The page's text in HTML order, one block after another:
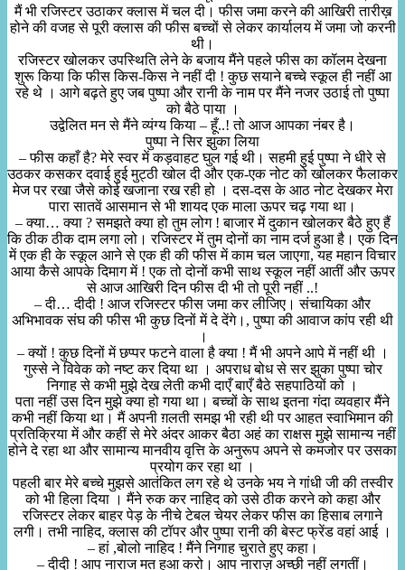
मैं भी रजिस्टर उठाकर क्लास में चल दी। फीस जमा करने की आखिरी तारीख़
होने की वजह से पूरी क्लास की फीस बच्चों से लेकर कार्यालय में जमा जो करनी
थी।
रजिस्टर खोलकर उपस्थिति लेने के बजाय मैंने पहले फीस का कॉलम देखना
शुरू किया कि फीस किस-किस ने नहीं दी ! कुछ सयाने बच्चे स्कूल ही नहीं आ
रहे थे । आगे बढ़ते हुए जब पुष्पा और रानी के नाम पर मैंने नजर उठाई तो पुष्पा
को बैठे पाया ।
उद्वेलित मन से मैंने व्यंग्य किया – हूँ..! तो आज आपका नंबर है।
पुष्पा ने सिर झुका लिया
– फीस कहाँ है? मेरे स्वर में कड़वाहट घुल गई थी। सहमी हुई पुष्पा ने धीरे से
उठकर कसकर दवाई हुई मुट्ठी खोल दी और एक-एक नोट को खोलकर फैलाकर
मेज पर रखा जैसे कोई खजाना रख रही हो । दस-दस के आठ नोट देखकर मेरा
पारा सातवें आसमान से भी शायद एक माला ऊपर चढ़ गया था।
– क्या… क्या ? समझते क्या हो तुम लोग ! बाजार में दुकान खोलकर बैठे हुए हैं
कि ठीक ठीक दाम लगा लो। रजिस्टर में तुम दोनों का नाम दर्ज हुआ है। एक दिन
में एक ही के स्कूल आने से एक ही की फीस में काम चल जाएगा, यह महान विचार
आया कैसे आपके दिमाग में ! एक तो दोनों कभी साथ स्कूल नहीं आतीं और ऊपर
से आज आखिरी दिन फीस दी भी तो पूरी नहीं ..!
– दी… दीदी ! आज रजिस्टर फीस जमा कर लीजिए। संचायिका और
अभिभावक संघ की फीस भी कुछ दिनों में दे देंगे।, पुष्पा की आवाज कांप रही थी
।
– क्यों ! कुछ दिनों में छप्पर फटने वाला है क्या ! मैं भी अपने आपे में नहीं थी ।
गुस्से ने विवेक को नष्ट कर दिया था । अपराध बोध से सर झुका पुष्पा चोर
निगाह से कभी मुझे देख लेती कभी दाएँ बाएँ बैठे सहपाठियों को ।
पता नहीं उस दिन मुझे क्या हो गया था। बच्चों के साथ इतना गंदा व्यवहार मैंने
कभी नहीं किया था। मैं अपनी ग़लती समझ भी रही थी पर आहत स्वाभिमान की
प्रतिक्रिया में और कहीं से मेरे अंदर आकर बैठा अहं का राक्षस मुझे सामान्य नहीं
होने दे रहा था और सामान्य मानवीय वृत्ति के अनुरूप अपने से कमजोर पर उसका
प्रयोग कर रहा था ।
पहली बार मेरे बच्चे मुझसे आतंकित लग रहे थे उनके भय ने गांधी जी की तस्वीर
को भी हिला दिया । मैंने रुक कर नाहिद को उसे ठीक करने को कहा और
रजिस्टर लेकर बाहर पेड़ के नीचे टेबल चेयर लेकर फीस का हिसाब लगाने
लगी। तभी नाहिद, क्लास की टॉपर और पुष्पा रानी की बेस्ट फ्रेंड वहां आई ।
– हां ,बोलो नाहिद ! मैंने निगाह चुराते हुए कहा।
– दीदी ! आप नाराज मत हुआ करो। आप नाराज़ अच्छी नहीं लगतीं।